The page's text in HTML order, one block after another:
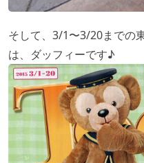
そして、3/1〜3/20までの
は、ダッフィーです♪